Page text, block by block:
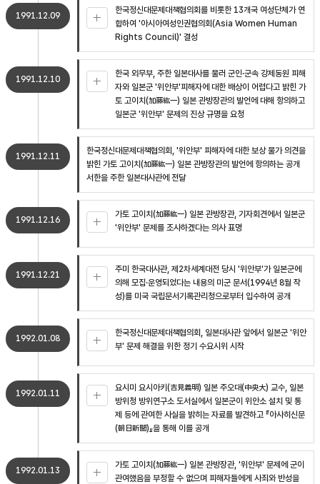
1991.12.09
한국정신대문제대책협의회를 비롯한 13개국 여성단체가 연
합하여 '아시아여성인권협의회(Asia Women Human
Rights Council)' 결성
1991.12.10
한국 외무부, 주한 일본대사를 불러 군인·군속 강제동원 피해
자와 일본군 '위안부'피해자에 대한 배상이 어렵다고 밝힌 가
토 고이치(加藤紘一) 일본 관방장관의 발언에 대해 항의하고
일본군 '위안부' 문제의 진상 규명을 요청
1991.12.11
한국정신대문제대책협의회, '위안부' 피해자에 대한 보상 불가 의견을
밝힌 가토 고이치(加藤紘一) 일본 관방장관의 발언에 항의하는 공개
서한을 주한 일본대사관에 전달
1991.12.16
가토 고이치(加藤紘一) 일본 관방장관, 기자회견에서 일본군
'위안부' 문제를 조사하겠다는 의사 표명
1991.12.21
주미 한국대사관, 제2차세계대전 당시 '위안부'가 일본군에
의해 모집·운영되었다는 내용의 미군 문서(1994년 8월 작
성)를 미국 국립문서기록관리청으로부터 입수하여 공개
1992.01.08
한국정신대문제대책협의회, 일본대사관 앞에서 일본군 '위안
부' 문제 해결을 위한 정기 수요시위 시작
1992.01.11
요시미 요시아키(吉見義明) 일본 주오대(中央大) 교수, 일본
방위청 방위연구소 도서실에서 일본군이 위안소 설치 및 통
제 등에 관여한 사실을 밝히는 자료를 발견하고 『아사히신문
(朝日新聞)』을 통해 이를 공개
1992.01.13
가토 고이치(加藤紘一) 일본 관방장관, '위안부' 문제에 군이
관여했음을 부정할 수 없으며 피해자들에게 사죄와 반성을